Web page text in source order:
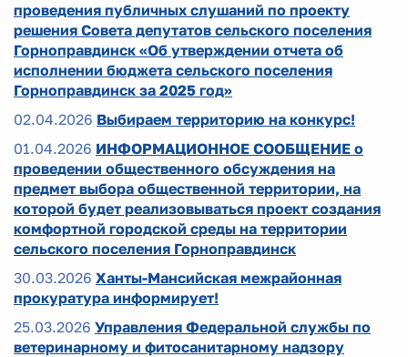
проведения публичных слушаний по проекту
решения Совета депутатов сельского поселения
Горноправдинск «Об утверждении отчета об
исполнении бюджета сельского поселения
Горноправдинск за 2025 год»
02.04.2026 Выбираем территорию на конкурс!
01.04.2026 ИНФОРМАЦИОННОЕ СООБЩЕНИЕ о
проведении общественного обсуждения на
предмет выбора общественной территории, на
которой будет реализовываться проект создания
комфортной городской среды на территории
сельского поселения Горноправдинск
30.03.2026 Ханты-Мансийская межрайонная
прокуратура информирует!
25.03.2026 Управления Федеральной службы по
ветеринарному и фитосанитарному надзору